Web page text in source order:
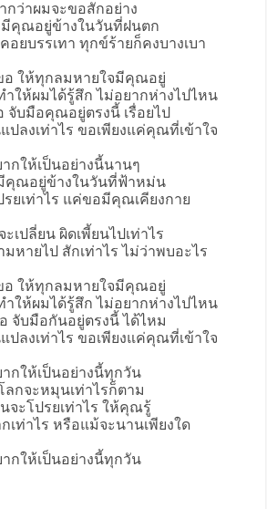
กว่าผมจะขอสักอย่าง
มีคุณอยู่ข้างในวันที่ฝนตก
อยบรรเทา ทุกข์ร้ายก็คงบางเบา
อ ให้ทุกลมหายใจมีคุณอยู่
ให้ผมได้รู้สึก ไม่อยากห่างไปไหน
จับมือคุณอยู่ตรงนี้ เรื่อยไป
ปลงเท่าไร ขอเพียงแค่คุณที่เข้าใจ
ากให้เป็นอย่างนี้นานๆ
คุณอยู่ข้างในวันที่ฟ้าหม่น
รยเท่าไร แค่ขอมีคุณเคียงกาย
เปลี่ยน ผิดเพี้ยนไปเท่าไร
หายไป สักเท่าไร ไม่ว่าพบอะไร
อ ให้ทุกลมหายใจมีคุณอยู่
ให้ผมได้รู้สึก ไม่อยากห่างไปไหน
จับมือกันอยู่ตรงนี้ ได้ไหม
ปลงเท่าไร ขอเพียงแค่คุณที่เข้าใจ
ากให้เป็นอย่างนี้ทุกวัน
ลกจะหมุนเท่าไรก็ตาม
จะโปรยเท่าไร ให้คุณรู้
เท่าไร หรือแม้จะนานเพียงใด
ากให้เป็นอย่างนี้ทุกวัน